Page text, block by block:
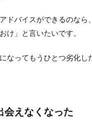
ドバイスができるのなら
け」と言いたいです。
なってもうひとつ劣化し
会えなくなった